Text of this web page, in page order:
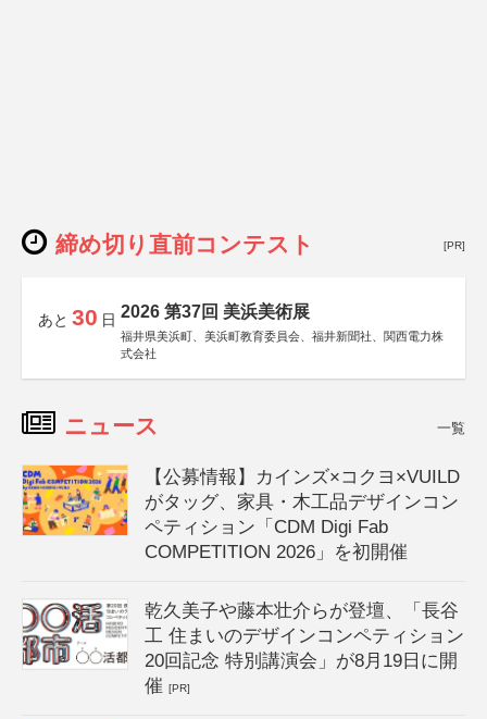
締め切り直前コンテスト [PR]
あと 30 日 2026 第37回 美浜美術展
福井県美浜町、美浜町教育委員会、福井新聞社、関西電力株
式会社
ニュース 一覧
【公募情報】カインズ×コクヨ×VUILD
がタッグ、家具・木工品デザインコン
ペティション「CDM Digi Fab
COMPETITION 2026」を初開催
乾久美子や藤本壮介らが登壇、「長谷
工 住まいのデザインコンペティション
20回記念 特別講演会」が8月19日に開
催[PR]